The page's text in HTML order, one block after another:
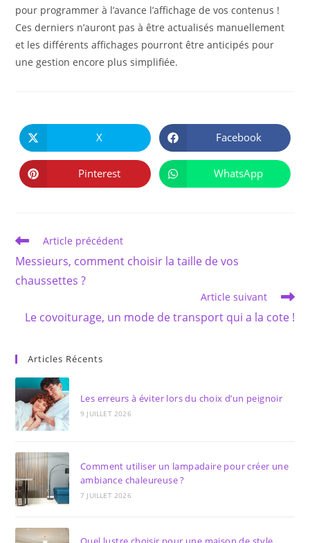
pour programmer à l’avance l’affichage de vos contenus !
Ces derniers n’auront pas à être actualisés manuellement
et les différents affichages pourront être anticipés pour
une gestion encore plus simplifiée.
CE
CONTENU
Ouvrir
dans
une
autre
fenêtre
X Ouvrir
dans
une
autre
fenêtre
Facebook
Ouvrir
dans
Pinterest Ouvrir
dans
WhatsApp
Read
articles
Article précédent
Messieurs, comment choisir la taille de vos
chaussettes ?
Article suivant
Le covoiturage, un mode de transport qui a la cote !
Articles Récents
Les erreurs à éviter lors du choix d’un peignoir
9 JUILLET 2026
Comment utiliser un lampadaire pour créer une
ambiance chaleureuse ?
7 JUILLET 2026